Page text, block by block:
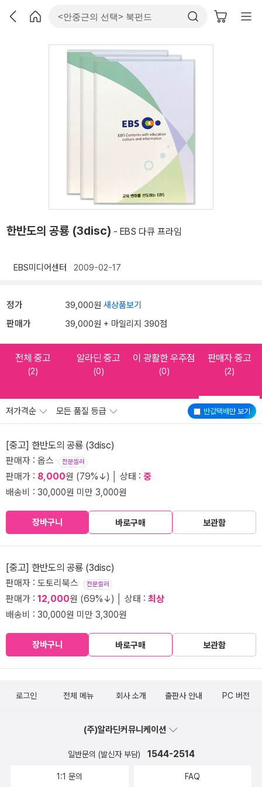
한반도의 공룡 (3disc) - EBS 다큐 프라임
EBS미디어센터 2009-02-17
정가 39,000원 새상품보기
판매가 39,000원 + 마일리지 390점
전체 중고
(2)
알라딘 중고
(0)
이 광활한 우주점
(0)
판매자 중고
(2)
반값택배만 보기
저가격순 모든 품질 등급
[중고] 한반도의 공룡 (3disc)
판매자 : 옵스 전문셀러
판매가 : 8,000원 (79%↓) │ 상태 : 중
배송비 : 30,000원 미만 3,000원
장바구니 바로구매 보관함
[중고] 한반도의 공룡 (3disc)
판매자 : 도토리북스 전문셀러
판매가 : 12,000원 (69%↓) │ 상태 : 최상
배송비 : 30,000원 미만 3,300원
장바구니 바로구매 보관함
로그인 전체 메뉴 회사 소개 출판사 안내 PC 버전
(주)알라딘커뮤니케이션
일반문의 (발신자 부담) 1544-2514
1:1 문의 FAQ